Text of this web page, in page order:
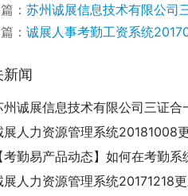
： 苏州诚展信息技术有限公司
： 诚展人事考勤工资系统
新闻
展人力资源管理系统20181008
展人力资源管理系统20171218